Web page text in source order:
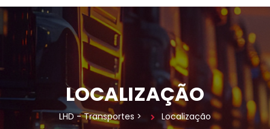
LOCALIZAÇÃO
LHD - Transporte > Localização